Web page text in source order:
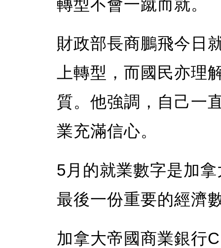
轉型不會一蹴而就。
財政部長商鵬飛今日
上轉型，而國民亦理
質。他強調，自己一
業充滿信心。
5月的就業數字是加
最後一份重要的經濟
加拿大帝國商業銀行